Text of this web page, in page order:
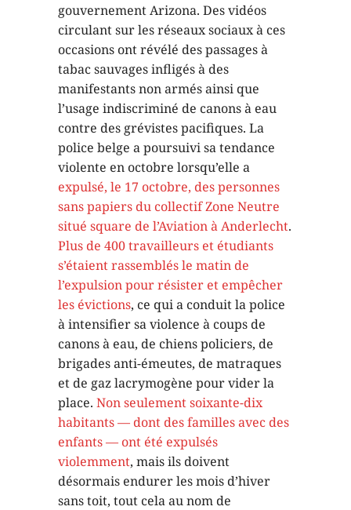
gouvernement Arizona. Des vidéos
circulant sur les réseaux sociaux à ces
occasions ont révélé des passages à
tabac sauvages infligés à des
manifestants non armés ainsi que
l’usage indiscriminé de canons à eau
contre des grévistes pacifiques. La
police belge a poursuivi sa tendance
violente en octobre lorsqu’elle a
expulsé, le 17 octobre, des personnes
sans papiers du collectif Zone Neutre
situé square de l’Aviation à Anderlecht.
Plus de 400 travailleurs et étudiants
s’étaient rassemblés le matin de
l’expulsion pour résister et empêcher
les évictions, ce qui a conduit la police
à intensifier sa violence à coups de
canons à eau, de chiens policiers, de
brigades anti-émeutes, de matraques
et de gaz lacrymogène pour vider la
place. Non seulement soixante-dix
habitants — dont des familles avec des
enfants — ont été expulsés
violemment, mais ils doivent
désormais endurer les mois d’hiver
sans toit, tout cela au nom de